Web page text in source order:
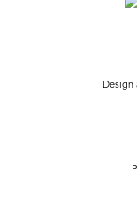
Previous
Design